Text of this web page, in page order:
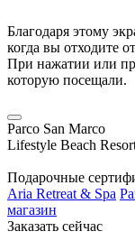
Благодаря этому
когда вы отходите
При нажатии или
которую посещали.
Parco San Marco
Lifestyle Beach
Подарочные
Aria Retreat & Spa
магазин
Заказать сейчас